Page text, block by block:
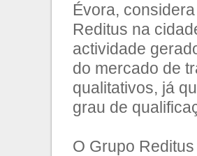
Évora,
Reditus na
actividade
do mercado de
qualitativos, já
grau de
O Grupo